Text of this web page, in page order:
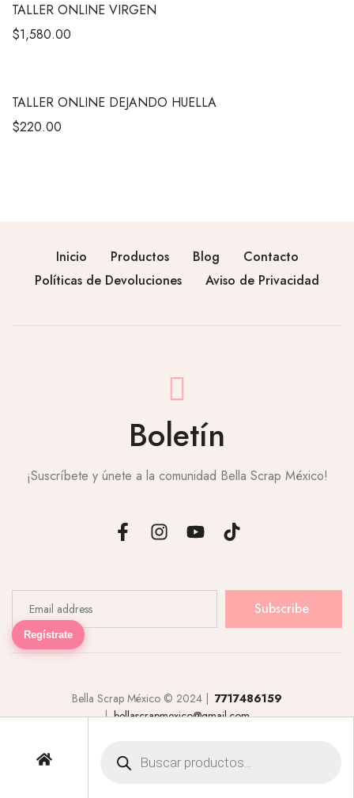
TALLER ONLINE VIRGEN
$1,580.00
TALLER ONLINE DEJANDO HUELLA
$220.00
Inicio Productos Blog
Contacto
Políticas de Devoluciones
Aviso de Privacidad
Boletín
¡Suscríbete y únete a la comunidad Bella Scrap México!
Subscribe
Bella Scrap México © 2024 | 7717486159
|bellascrapmexico@gmail.com
Regístrate